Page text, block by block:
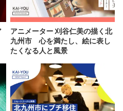
アニメーター 刈谷仁美の描く北
九州市 心を満たし、絵に表し
たくなる人と風景